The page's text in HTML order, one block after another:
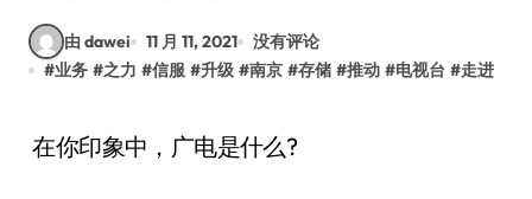
由 dawei 11 月 11, 2021
没有评论
#业务 #之力 #信服 #升级 #南京 #存储 #推动 #电视台 #走进
在你印象中，广电是什么?